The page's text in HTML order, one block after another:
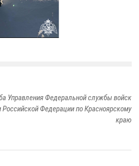
Управления Федеральной службы войск
Российской Федерации по Красноярскому
краю